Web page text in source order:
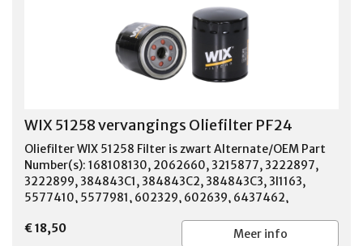
WIX 51258 vervangings Oliefilter PF24
Oliefilter WIX 51258 Filter is zwart Alternate/OEM Part
Number(s): 168108130, 2062660, 3215877, 3222897,
3222899, 384843C1, 384843C2, 384843C3, 3I1163,
5577410, 5577981, 602329, 602639, 6437462,
8993146, 996900, DG25, F3718, F5542, F612, FL9,
€ 18,50 Meer info